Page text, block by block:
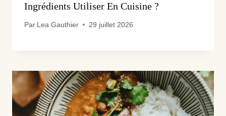
Ingrédients Utiliser En Cuisine ?
Par Lea Gauthier 29 juillet 2026